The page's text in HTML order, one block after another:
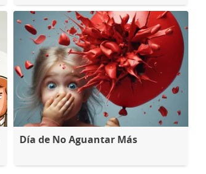
Día de No Aguantar Más